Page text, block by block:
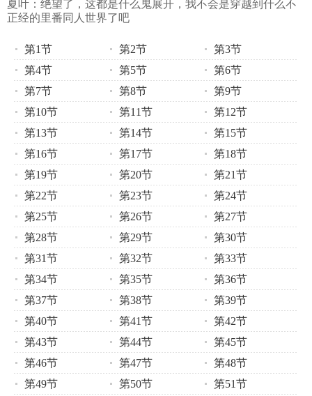
夏叶：绝望了，这都是什么鬼展开，我不会是穿越到什么不
正经的里番同人世界了吧
第1节 第2节
第3节
第4节
第5节
第6节
第7节
第8节
第9节
第10节
第11节
第12节
第13节
第14节
第15节
第16节
第17节
第18节
第19节
第20节
第21节
第22节
第23节
第24节
第25节
第26节
第27节
第28节
第29节
第30节
第31节
第32节
第33节
第34节
第35节
第36节
第37节
第38节
第39节
第40节
第41节
第42节
第43节
第44节
第45节
第46节
第47节
第48节
第49节
第50节
第51节